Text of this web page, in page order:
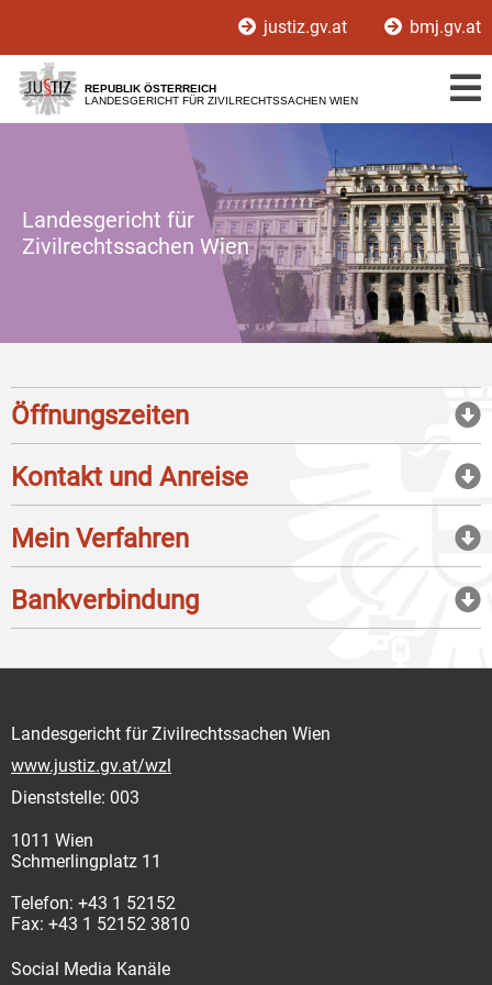
[1]
[2]
justiz.gv.at bmj.gv.at
REPUBLIK ÖSTERREICH
LANDESGERICHT FÜR ZIVILRECHTSSACHEN WIEN
Landesgericht für
Zivilrechtssachen Wien
Öffnungszeiten
Kontakt und Anreise
Mein Verfahren
Bankverbindung
Landesgericht für Zivilrechtssachen Wien
www.justiz.gv.at/wzl
Dienststelle: 003
1011 Wien
Schmerlingplatz 11
Telefon: +43 1 52152
Fax: +43 1 52152 3810
Social Media Kanäle